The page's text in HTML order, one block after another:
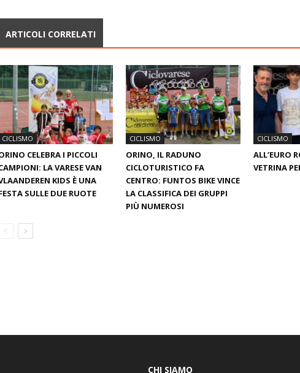
ARTICOLI CORRELATI
CICLISMO
CELEBRA I PICCOLI
LA VARESE VAN
KIDS È UNA
SULLE DUE RUOTE
CICLISMO
ORINO, IL RADUNO
CICLOTURISTICO FA
CENTRO: FUNTOS BIKE VINCE
LA CLASSIFICA DEI GRUPPI
PIÙ NUMEROSI
CICLISMO
ALL’EURO
VETRINA
CHI SIAMO